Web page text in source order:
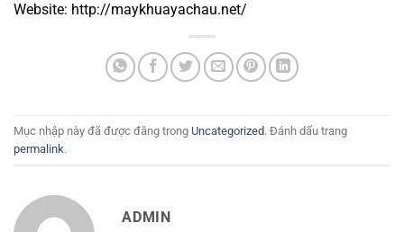
Website: http://maykhuayachau.net/
Mục nhập này đã được đăng trong Uncategorized. Đánh dấu trang
permalink.
ADMIN